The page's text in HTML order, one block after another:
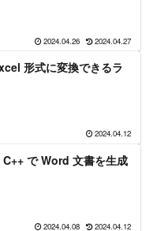
2024.04.26 2024.04.27
形式に変換できるラ
2024.04.12
で Word 文書を生成
2024.04.08 2024.04.12